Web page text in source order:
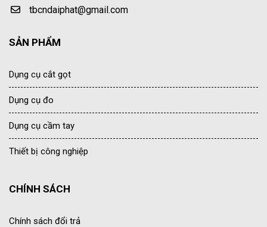
tbcndaiphat@gmail.com
SẢN PHẨM
Dụng cụ cắt gọt
Dụng cụ đo
Dụng cụ cầm tay
Thiết bị công nghiệp
CHÍNH SÁCH
Chính sách đổi trả